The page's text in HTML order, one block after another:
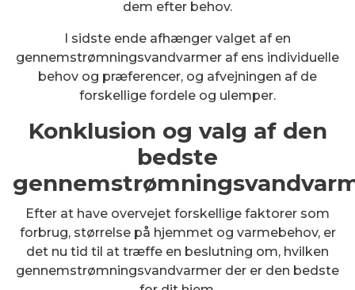
dem efter behov.
I sidste ende afhænger valget af en
gennemstrømningsvandvarmer af ens individuelle
behov og præferencer, og afvejningen af de
forskellige fordele og ulemper.
Konklusion og valg af den
bedste
Efter at have overvejet forskellige faktorer som
forbrug, størrelse på hjemmet og varmebehov, er
det nu tid til at træffe en beslutning om, hvilken
gennemstrømningsvandvarmer der er den bedste